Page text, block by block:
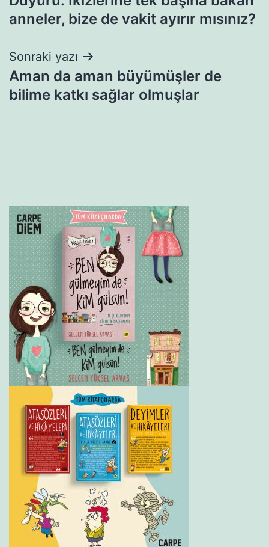
gezinmesi
anneler, bize de vakit ayırır mısınız?
Sonraki yazı
Aman da aman büyümüşler de
bilime katkı sağlar olmuşlar